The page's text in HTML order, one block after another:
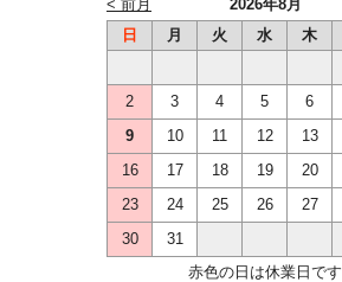
2026年8月
< 前月
日
月 火 水 木
2
3 4 5 6
9
10 11 12 13
16
17 18 19 20
23
24 25 26 27
30
31
赤色の日は休業日です